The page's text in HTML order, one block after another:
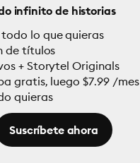
infinito de historias
lo que quieras
de títulos
+ Storytel Originals
gratis, luego $7.99 /mes
quieras
Suscríbete ahora